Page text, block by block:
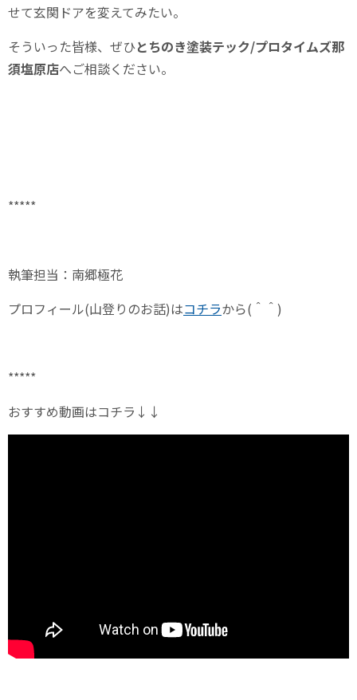
せて玄関ドアを変えてみたい。
そういった皆様、ぜひとちのき塗装テック/プロタイムズ那
須塩原店へご相談ください。
*****
執筆担当：南郷極花
プロフィール(山登りのお話)はコチラから( ＾＾ )
*****
おすすめ動画はコチラ↓↓